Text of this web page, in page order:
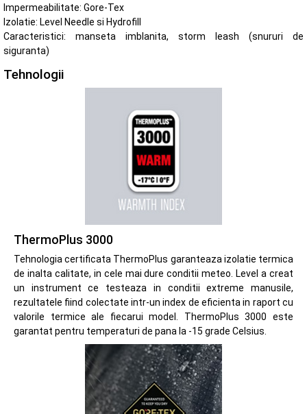
Impermeabilitate: Gore-Tex
Izolatie: Level Needle si Hydrofill
Caracteristici: manseta imblanita, storm leash (snururi de
siguranta)
Tehnologii
ThermoPlus 3000
Tehnologia certificata ThermoPlus garanteaza izolatie termica
de inalta calitate, in cele mai dure conditii meteo. Level a creat
un instrument ce testeaza in conditii extreme manusile,
rezultatele fiind colectate intr-un index de eficienta in raport cu
valorile termice ale fiecarui model. ThermoPlus 3000 este
garantat pentru temperaturi de pana la -15 grade Celsius.